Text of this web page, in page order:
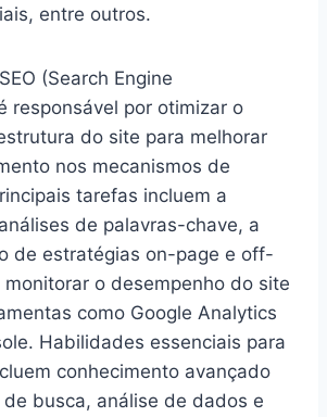
entre outros.
(Search Engine
responsável por otimizar o
do site para melhorar
nos mecanismos de
tarefas incluem a
de palavras-chave, a
de estratégias on-page e off-
o desempenho do site
como Google Analytics
Habilidades essenciais para
conhecimento avançado
busca, análise de dados e